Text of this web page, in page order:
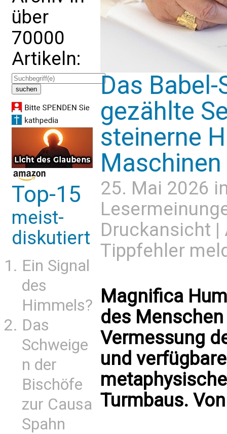
über
70000
Artikeln:
Top-15
meist-
diskutiert
Ein Signal
des
Himmels?
Das
Schweige
n der
Bischöfe
zur Causa
Spahn
Das
gezählte
steinerne
Maschinen
25. Mai 2026
Druckansicht |
Tippfehler
Magnifica
des
Vermessung
und
Turmbaus.